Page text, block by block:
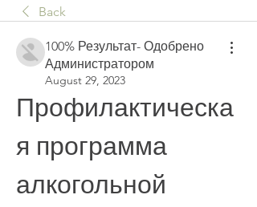
Back
100% Результат- Одобрено
Администратором
August 29, 2023
Профилактическа
я программа
алкогольной